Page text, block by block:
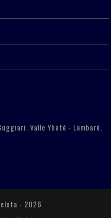
Valle Ybaté - Lambaré,
- 2026